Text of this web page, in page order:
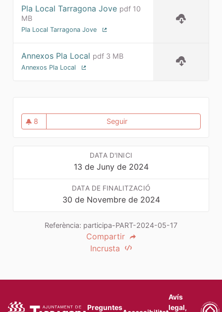
Pla Local Tarragona Jove pdf 10
MB
Pla Local Tarragona Jove
Annexos Pla Local pdf 3 MB
Annexos Pla Local
8
8 seguidores
Seguir
DATA D'INICI
13 de Juny de 2024
DATA DE FINALITZACIÓ
30 de Novembre de 2024
Referència: participa-PART-2024-05-17
Compartir
Incrusta
Preguntes
Avís
legal,